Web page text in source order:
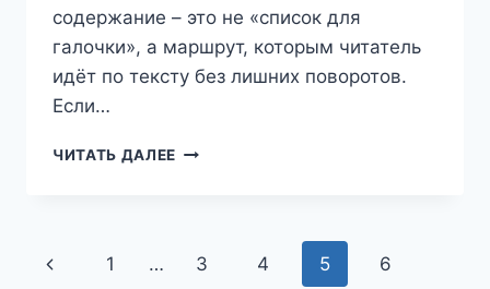
содержание – это не «список для
галочки», а маршрут, которым читатель
идёт по тексту без лишних поворотов.
Если…
ЧИТАТЬ ДАЛЕЕ СОДЕРЖАНИЕ
БЫСТРО
Навигация
Предыдущая
1 … 3 4 5 6